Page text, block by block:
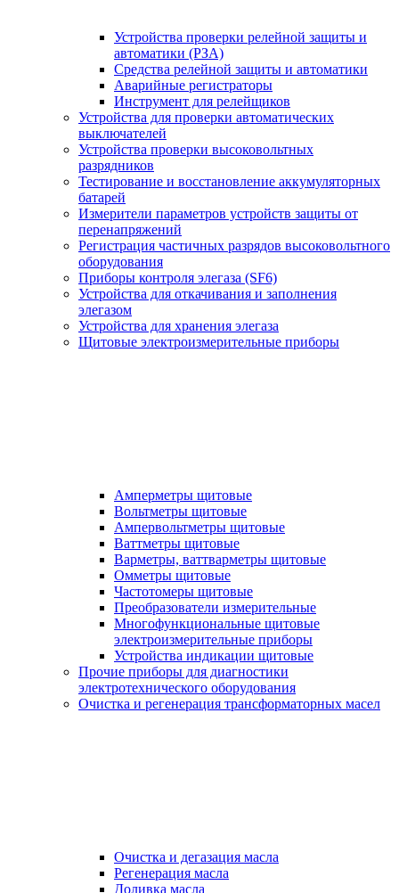
Устройства проверки релейной защиты и
автоматики (РЗА)
Средства релейной защиты и автоматики
Аварийные регистраторы
Инструмент для релейщиков
Устройства для проверки автоматических
выключателей
Устройства проверки высоковольтных
разрядников
Тестирование и восстановление аккумуляторных
батарей
Измерители параметров устройств защиты от
перенапряжений
Регистрация частичных разрядов высоковольтного
оборудования
Приборы контроля элегаза (SF6)
Устройства для откачивания и заполнения
элегазом
Устройства для хранения элегаза
Щитовые электроизмерительные приборы
Амперметры щитовые
Вольтметры щитовые
Ампервольтметры щитовые
Ваттметры щитовые
Варметры, ваттварметры щитовые
Омметры щитовые
Частотомеры щитовые
Преобразователи измерительные
Многофункциональные щитовые
электроизмерительные приборы
Устройства индикации щитовые
Прочие приборы для диагностики
электротехнического оборудования
Очистка и регенерация трансформаторных масел
Очистка и дегазация масла
Регенерация масла
Доливка масла